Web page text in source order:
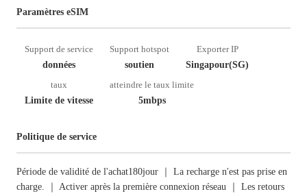
Paramètres eSIM
Support de service
données
Support hotspot
soutien
Exporter IP
Singapour(SG)
taux
Limite de vitesse
atteindre le taux limite
5mbps
Politique de service
Période de validité de l'achat180jour ｜ La recharge n'est pas prise en
charge. ｜ Activer après la première connexion réseau ｜ Les retours